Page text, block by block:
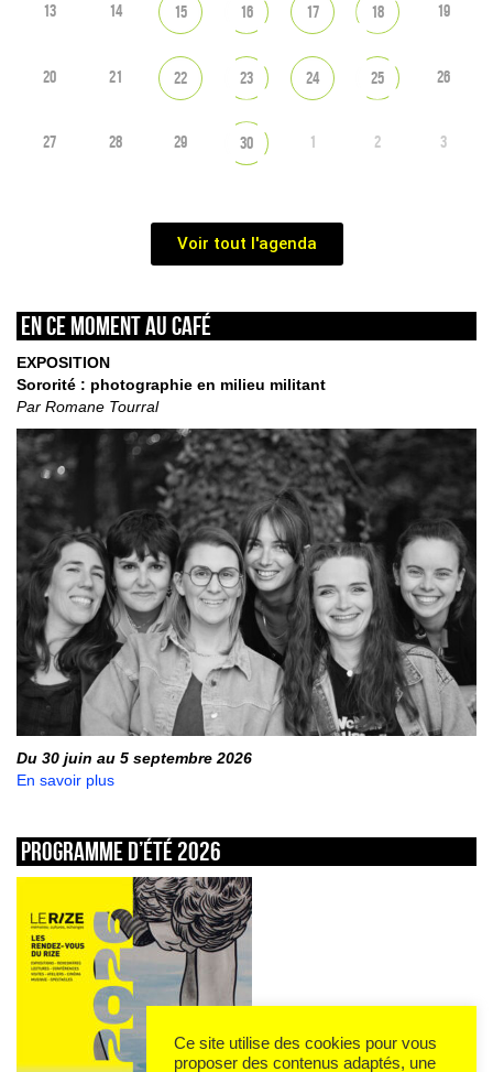
13 14 15 16 17 18 19
20 21 22 23 24 25 26
27 28 29 30 1 2 3
Voir tout l'agenda
En ce moment au café
EXPOSITION
Sororité : photographie en milieu militant
Par Romane Tourral
Du 30 juin au 5 septembre 2026
En savoir plus
Programme d’été 2026
Ce site utilise des cookies pour vous
proposer des contenus adaptés, une